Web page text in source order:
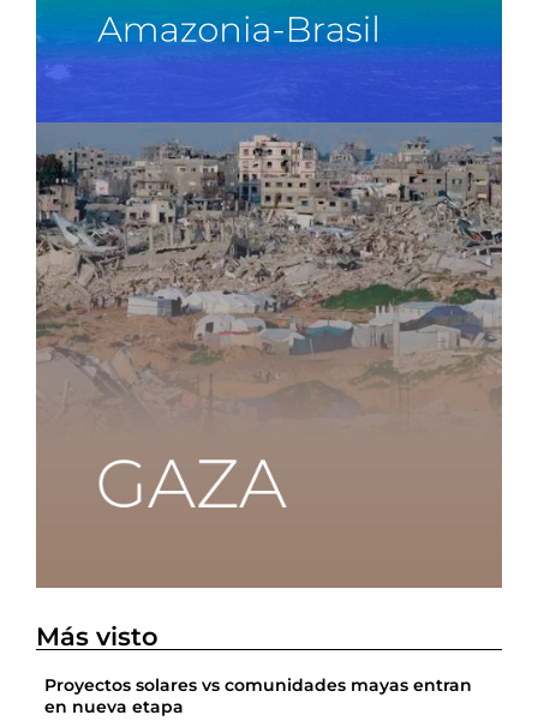
Más visto
Proyectos solares vs comunidades mayas entran
en nueva etapa